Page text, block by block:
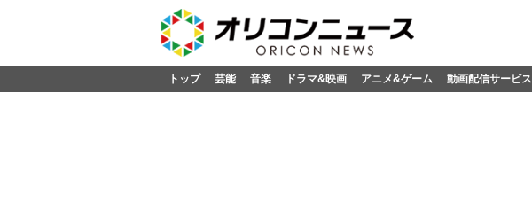
トップ 芸能 音楽 ドラマ&映画 アニメ&ゲーム 動画配信サービス